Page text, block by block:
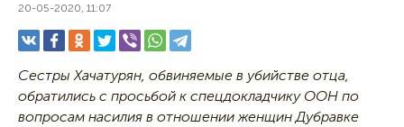
20-05-2020, 11:07
Сестры Хачатурян, обвиняемые в убийстве отца,
обратились с просьбой к спецдокладчику ООН по
вопросам насилия в отношении женщин Дубравке